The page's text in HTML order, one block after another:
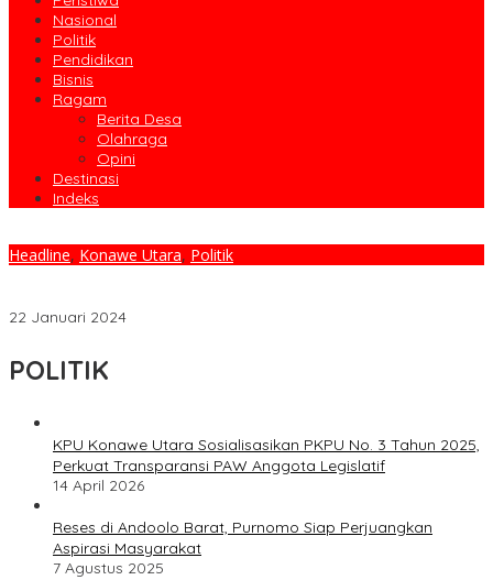
Nasional
Politik
Pendidikan
Bisnis
Ragam
Berita Desa
Olahraga
Opini
Destinasi
Indeks
Headline, Konawe Utara, Politik
22 Januari 2024
POLITIK
KPU Konawe Utara Sosialisasikan PKPU No. 3 Tahun 2025,
Perkuat Transparansi PAW Anggota Legislatif
14 April 2026
Reses di Andoolo Barat, Purnomo Siap Perjuangkan
Aspirasi Masyarakat
7 Agustus 2025